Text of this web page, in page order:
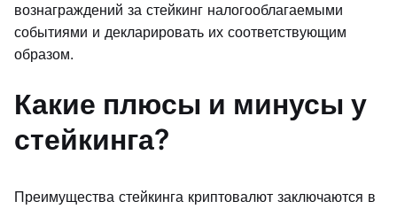
вознаграждений за стейкинг налогооблагаемыми
событиями и декларировать их соответствующим
образом.
Какие плюсы и минусы у
стейкинга?
Преимущества стейкинга криптовалют заключаются в